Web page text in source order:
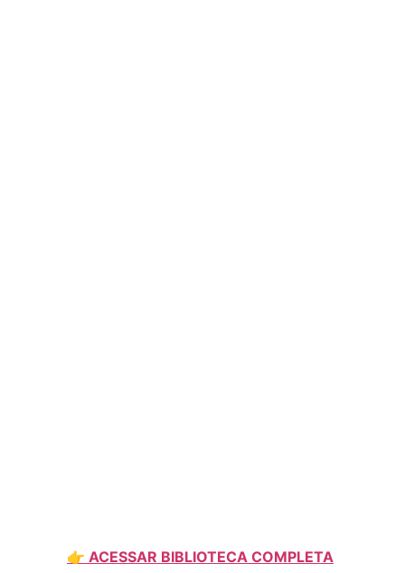
👉 ACESSAR BIBLIOTECA COMPLETA